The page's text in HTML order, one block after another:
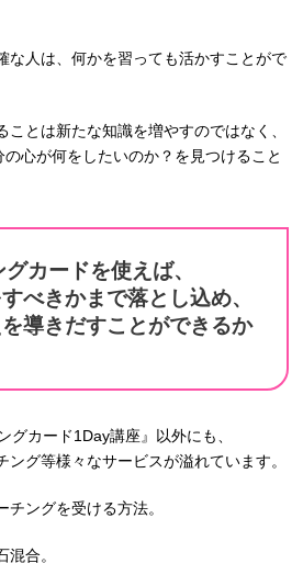
な人は、何かを習っても活かすことがで
ことは新たな知識を増やすのではなく、
心が何をしたいのか？を見つけること
カードを使えば、
べきかまで落とし込め、
導きだすことができるか
グカード1Day講座』以外にも、
ング等様々なサービスが溢れています。
ングを受ける方法。
混合。